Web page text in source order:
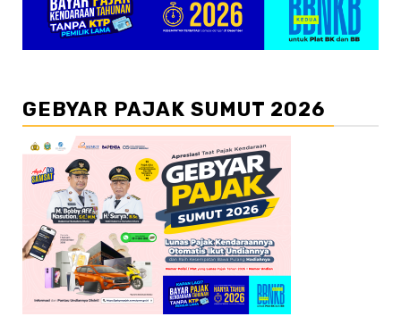
GEBYAR PAJAK SUMUT 2026